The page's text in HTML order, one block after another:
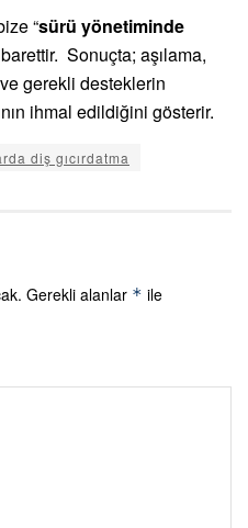
“sürü yönetiminde
Sonuçta; aşılama,
gerekli desteklerin
ihmal edildiğini gösterir.
diş gıcırdatma
Gerekli alanlar * ile